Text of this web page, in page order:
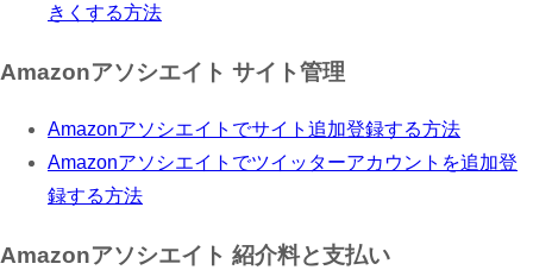
きくする方法
Amazonアソシエイト サイト管理
Amazonアソシエイトでサイト追加登録する方法
Amazonアソシエイトでツイッターアカウントを追加登
録する方法
Amazonアソシエイト 紹介料と支払い